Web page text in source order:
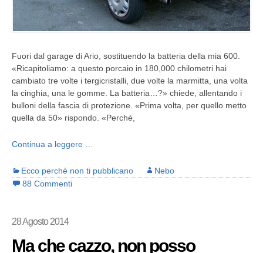
Fuori dal garage di Ario, sostituendo la batteria della mia 600.
«Ricapitoliamo: a questo porcaio in 180,000 chilometri hai
cambiato tre volte i tergicristalli, due volte la marmitta, una volta
la cinghia, una le gomme. La batteria…?» chiede, allentando i
bulloni della fascia di protezione. «Prima volta, per quello metto
quella da 50» rispondo. «Perché,
Continua a leggere …
Ecco perché non ti pubblicano
Nebo
88 Commenti
28 Agosto 2014
Ma che cazzo, non posso